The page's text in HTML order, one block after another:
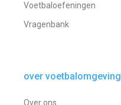
Voetbaloefeningen
Vragenbank
over voetbalomgeving
Over ons